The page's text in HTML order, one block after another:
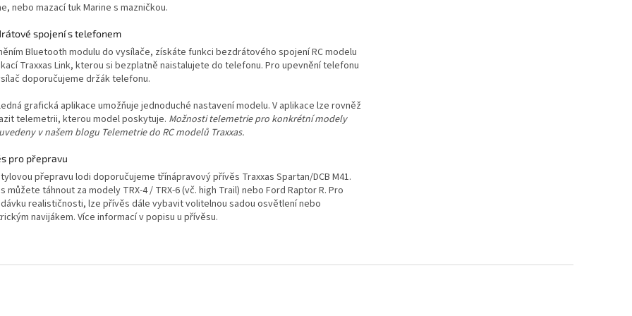
nebo mazací tuk Marine s mazničkou.
spojení s telefonem
Bluetooth modulu do vysílače, získáte funkci bezdrátového spojení RC modelu
Traxxas Link, kterou si bezplatně naistalujete do telefonu. Pro upevnění telefonu
doporučujeme držák telefonu.
grafická aplikace umožňuje jednoduché nastavení modelu. V aplikace lze rovněž
telemetrii, kterou model poskytuje. Možnosti telemetrie pro konkrétní modely
v našem blogu Telemetrie do RC modelů Traxxas.
pro přepravu
přepravu lodi doporučujeme třínápravový přívěs Traxxas Spartan/DCB M41.
můžete táhnout za modely TRX-4 / TRX-6 (vč. high Trail) nebo Ford Raptor R. Pro
realističnosti, lze přívěs dále vybavit volitelnou sadou osvětlení nebo
navijákem. Více informací v popisu u přívěsu.